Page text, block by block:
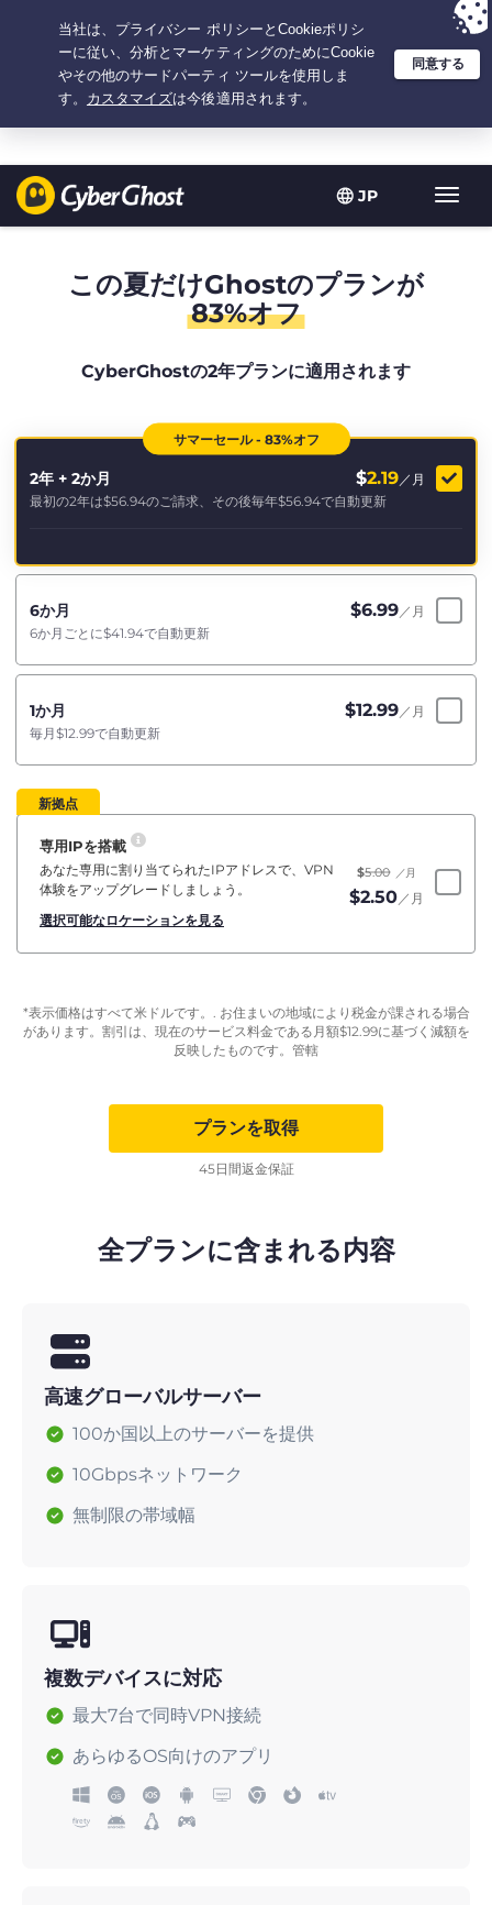
JP
ト
グ
選択プラン：2.1666666666667年間 $ 2.19 /月の 大特価
この夏だけGhostのプランが
83%オフ
CyberGhostの2年プランに適用されます
サマーセール - 83%オフ
2年 + 2か月 $2.19 ／月
最初の2年は$56.94のご請求、その後毎年$56.94で自動更新
6か月 $6.99 ／月
6か月ごとに$41.94で自動更新
1か月 $12.99 ／月
毎月$12.99で自動更新
新拠点
専用IPを搭載
あなた専用に割り当てられたIPアドレスで、VPN
体験をアップグレードしましょう。
選択可能なロケーションを見る
$5.00 ／月
$2.50 ／月
*表示価格はすべて米ドルです。. お住まいの地域により税金が課される場合
があります。割引は、現在のサービス料金である月額$12.99に基づく減額を
反映したものです。管轄
プランを取得
45日間返金保証
全プランに含まれる内容
高速グローバルサーバー
100か国以上のサーバーを提供
10Gbpsネットワーク
無制限の帯域幅
複数デバイスに対応
最大7台で同時VPN接続
あらゆるOS向けのアプリ